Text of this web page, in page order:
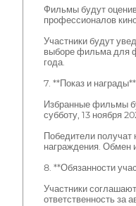
Фильмы будут
профессионалов
Участники будут
выборе фильма для
года.
7. **Показ и награды**
Избранные фильмы
субботу, 13 ноября
Победители получат
награждения. Обмен
8. **Обязанности
Участники
ответственность за